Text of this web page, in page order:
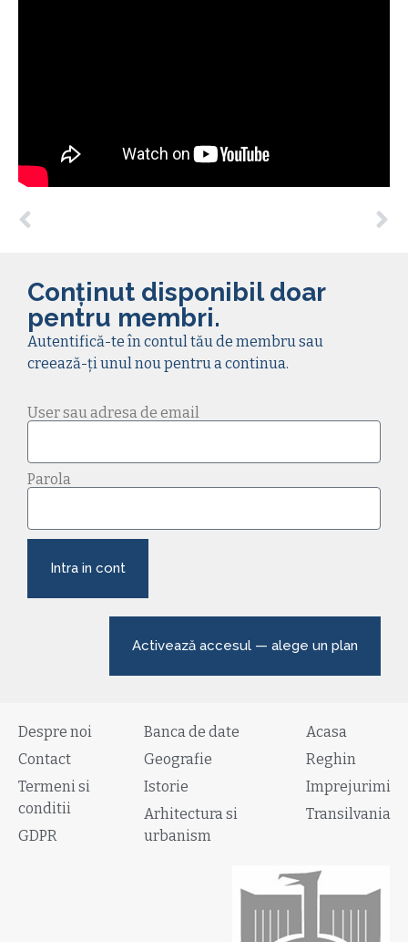
Conținut disponibil doar
pentru membri.
Autentifică-te în contul tău de membru sau
creează-ți unul nou pentru a continua.
User sau adresa de email
Parola
Intra in cont
Activează accesul — alege un plan
Despre noi
Contact
Termeni si
conditii
GDPR
Banca de date
Geografie
Istorie
Arhitectura si
urbanism
Acasa
Reghin
Imprejurimi
Transilvania